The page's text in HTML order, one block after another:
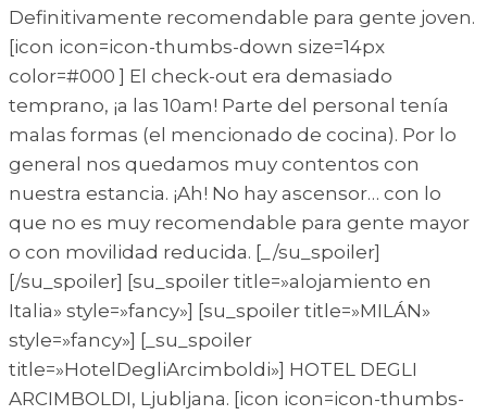
Definitivamente recomendable para gente joven.
[icon icon=icon-thumbs-down size=14px
color=#000 ] El check-out era demasiado
temprano, ¡a las 10am! Parte del personal tenía
malas formas (el mencionado de cocina). Por lo
general nos quedamos muy contentos con
nuestra estancia. ¡Ah! No hay ascensor… con lo
que no es muy recomendable para gente mayor
o con movilidad reducida. [_/su_spoiler]
[/su_spoiler] [su_spoiler title=»alojamiento en
Italia» style=»fancy»] [su_spoiler title=»MILÁN»
style=»fancy»] [_su_spoiler
title=»HotelDegliArcimboldi»] HOTEL DEGLI
ARCIMBOLDI, Ljubljana. [icon icon=icon-thumbs-